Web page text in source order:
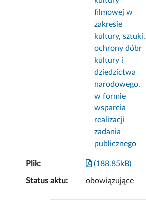
filmowej w
zakresie
kultury, sztuki,
ochrony dóbr
kultury i
dziedzictwa
narodowego,
w formie
wsparcia
realizacji
zadania
publicznego
Plik: (188.85kB)
Status aktu: obowiązujące